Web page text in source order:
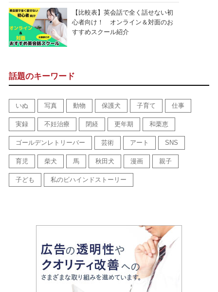
【比較表】英会話で全く話せない初
心者向け！ オンライン＆対面のお
すすめスクール紹介
話題のキーワード
いぬ 写真 動物 保護犬 子育て 仕事
実録 不妊治療 閉経 更年期 和栗恵
ゴールデンレトリーバー 芸術 アート SNS
育児 柴犬 馬 秋田犬 漫画 親子
子ども 私のビハインドストーリー